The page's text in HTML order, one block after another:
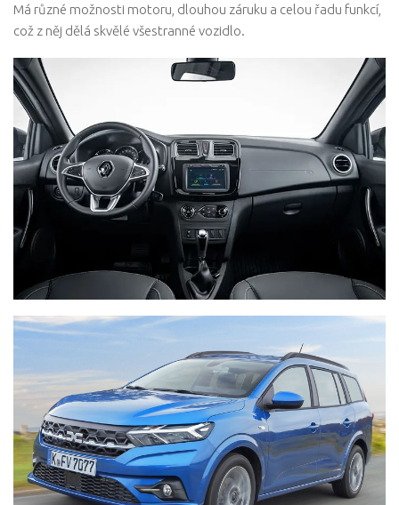
Má různé možnosti motoru, dlouhou záruku a celou řadu funkcí,
což z něj dělá skvělé všestranné vozidlo.